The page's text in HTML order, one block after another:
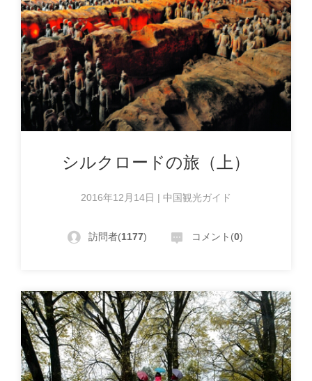
シルクロードの旅（上）
2016年12月14日 | 中国観光ガイド
訪問者(1177) コメント(0)